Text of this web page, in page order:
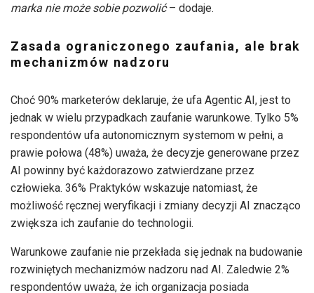
marka nie może sobie pozwolić– dodaje.
Zasada ograniczonego zaufania, ale brak
mechanizmów nadzoru
Choć 90% marketerów deklaruje, że ufa Agentic AI, jest to
jednak w wielu przypadkach zaufanie warunkowe. Tylko 5%
respondentów ufa autonomicznym systemom w pełni, a
prawie połowa (48%) uważa, że decyzje generowane przez
AI powinny być każdorazowo zatwierdzane przez
człowieka. 36% Praktyków wskazuje natomiast, że
możliwość ręcznej weryfikacji i zmiany decyzji AI znacząco
zwiększa ich zaufanie do technologii.
Warunkowe zaufanie nie przekłada się jednak na budowanie
rozwiniętych mechanizmów nadzoru nad AI. Zaledwie 2%
respondentów uważa, że ich organizacja posiada